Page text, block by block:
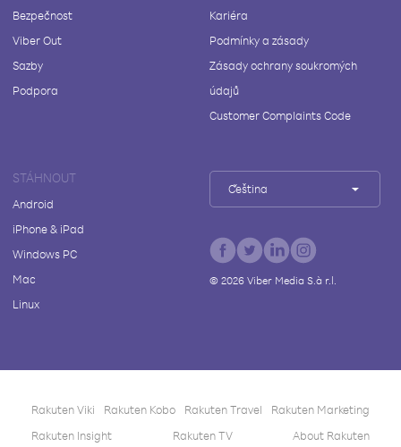
Bezpečnost
Viber Out
Sazby
Podpora
Kariéra
Podmínky a zásady
Zásady ochrany soukromých
údajů
Customer Complaints Code
STÁHNOUT
Android
iPhone & iPad
Windows PC
Mac
Linux
Čeština
© 2026Viber Media S.à r.l.
Rakuten Viki Rakuten Kobo Rakuten Travel
Rakuten Marketing
Rakuten Insight
Rakuten TV About Rakuten